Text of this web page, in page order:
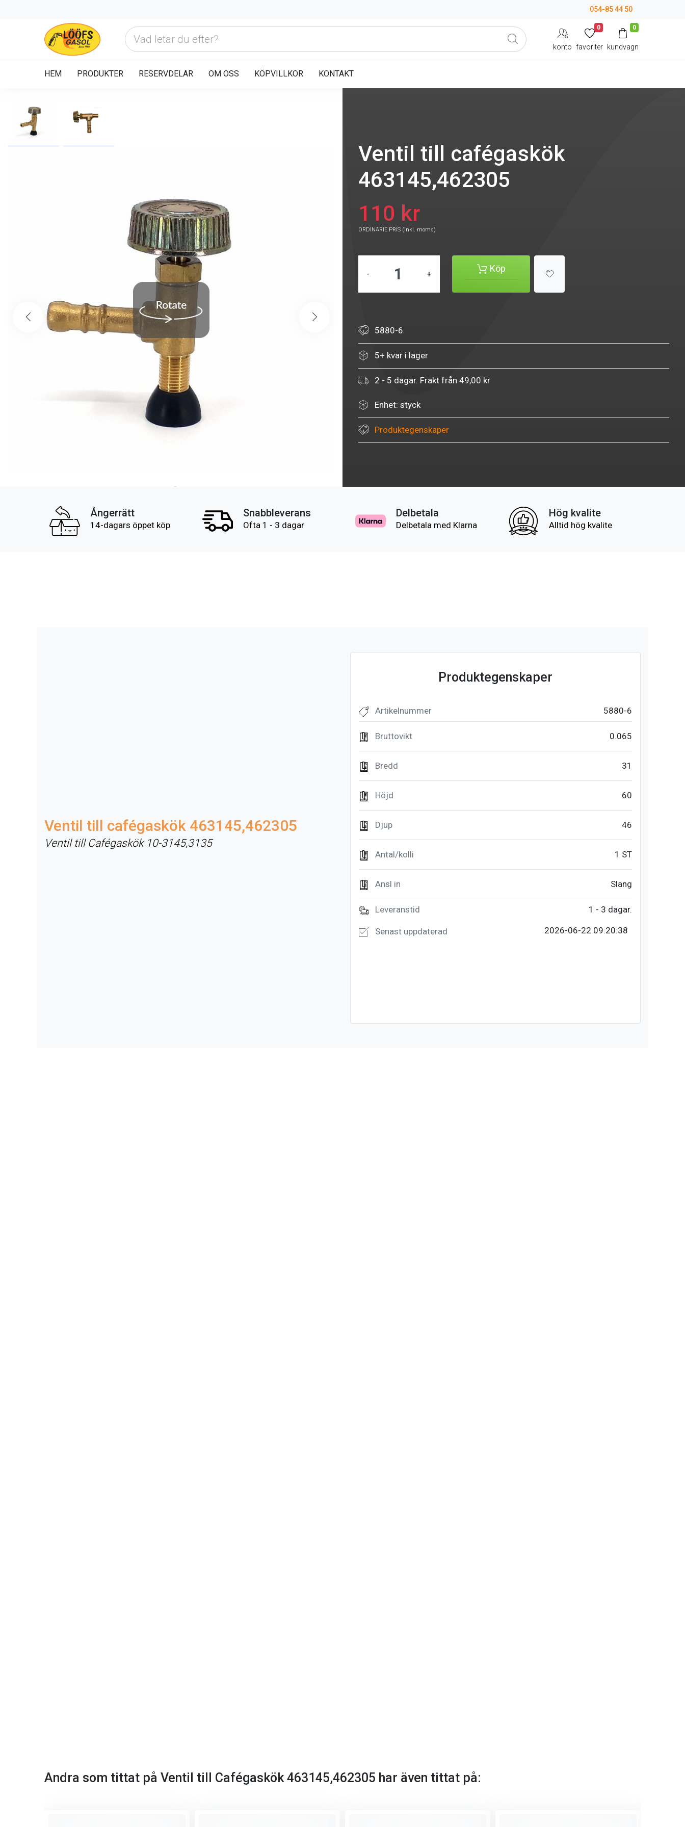
054-85 44 50
konto
0
favoriter
0
kundvagn
HEM PRODUKTER RESERVDELAR OM OSS KÖPVILLKOR KONTAKT
Ventil till cafégaskök
463145,462305
110 kr
ORDINARIE PRIS (inkl. moms)
- + Köp
5880-6
5+ kvar i lager
2 - 5 dagar. Frakt från 49,00 kr
Enhet: styck
Produktegenskaper
Ångerrätt
14-dagars öppet köp
Snabbleverans
Ofta 1 - 3 dagar
Delbetala
Delbetala med Klarna
Hög kvalite
Alltid hög kvalite
Ventil till cafégaskök 463145,462305
Ventil till Cafégaskök 10-3145,3135
Produktegenskaper
5880-6
Artikelnummer
0.065
Bruttovikt
31
Bredd
60
Höjd
46
Djup
1 ST
Antal/kolli
Slang
Ansl in
1 - 3 dagar.
Leveranstid
2026-06-22 09:20:38
Senast uppdaterad
Andra som tittat på Ventil till Cafégaskök 463145,462305 har även tittat på: